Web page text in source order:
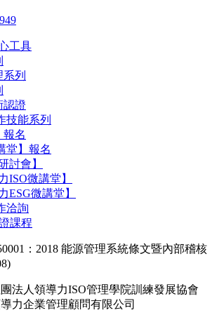
工具
列
認證
技能系列
報名
堂】報名
討會】
ISO微講堂】
ESG微講堂】
洽詢
課程
：2018 能源管理系統條文暨內部稽核
法人領導力ISO管理學院訓練發展協會
力企業管理顧問有限公司